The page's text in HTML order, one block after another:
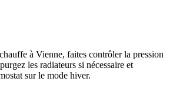
à Vienne, faites contrôler la pression
les radiateurs si nécessaire et
sur le mode hiver.